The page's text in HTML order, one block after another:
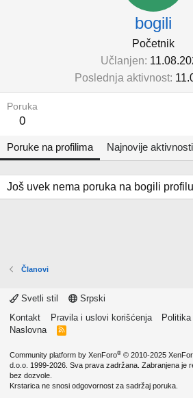
bogili
Početnik
Učlanjen
Poslednja aktivnost
Poruka
0
Poruke na profilima Najnovije aktivnosti
Još uvek nema poruka na bogili
Članovi
Svetli stil
Srpski
Kontakt
Pravila i uslovi korišćenja
Naslovna
R
Community platform by XenForo® © 2010-2025
d.o.o. 1999-2026. Sva prava zadržana. Zabranjena je
bez dozvole.
Krstarica ne snosi odgovornost za sadržaj poruka.